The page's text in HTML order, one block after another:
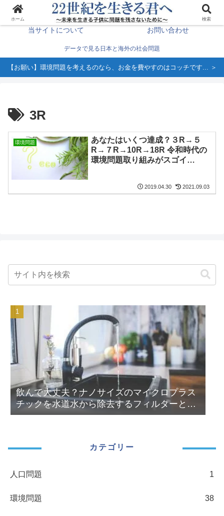
データで見る日本と海外の社会問題
生き方を変える＞ ホーム
当サイトについて お問い合わせ
【お願い】環境問題を考えるのなら、お金を費やすのはコッチです... ＞
3R
環境問題
あなたはいくつ達成？３R→５
R→７R→10R→18R 令和時代の
環境問題取り組みがスゴイ…
2019.04.30 2021.09.03
飲んで大丈夫？ナノサイズのマイクロプラス
チックを水道水から除去するフィルターと浄
水器を選ぶなら...
カテゴリー
人口問題 1
環境問題 38
ホーム 検索